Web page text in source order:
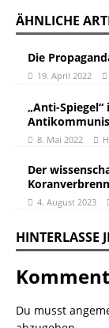
ÄHNLICHE
Die
19. April 2022
„Anti-
8. Mai 2022
Der
4. August 2023
HINTERLASSE
Du musst